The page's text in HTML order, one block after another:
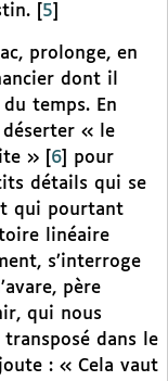
5
prolonge, en
dont il
temps. En
« le
»
6
pour
détails qui se
qui pourtant
linéaire
s’interroge
père
qui nous
dans le
: « Cela vaut